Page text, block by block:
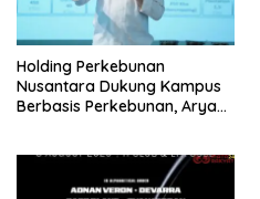
Holding Perkebunan
Nusantara Dukung Kampus
Berbasis Perkebunan, Arya
Pertama Magister ITSI